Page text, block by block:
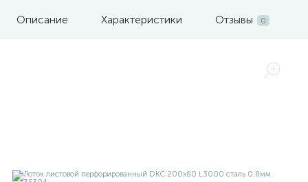
Описание Характеристики Отзывы 0